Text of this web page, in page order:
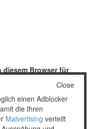
diesem Browser für
Close
einen Adblocker
die Ihren
Malvertising verteilt